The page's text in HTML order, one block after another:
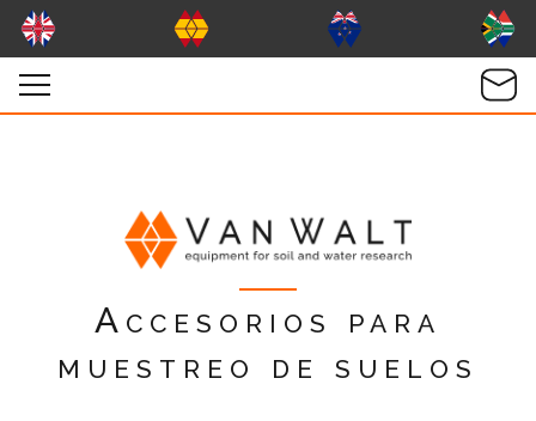
Accesorios para
muestreo de suelos